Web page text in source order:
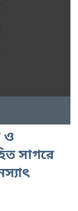
ও
সাগরে